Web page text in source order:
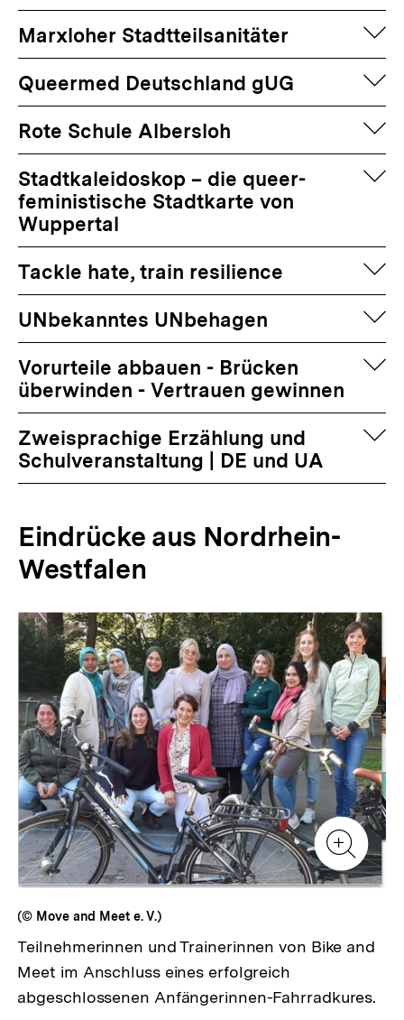
Marxloher Stadtteilsanitäter
Queermed Deutschland gUG
Rote Schule Albersloh
Stadtkaleidoskop – die queer-
feministische Stadtkarte von
Wuppertal
Tackle hate, train resilience
UNbekanntes UNbehagen
Vorurteile abbauen - Brücken
überwinden - Vertrauen gewinnen
Zweisprachige Erzählung und
Schulveranstaltung | DE und UA
Eindrücke aus Nordrhein-
Westfalen
Inhaltskarussell
überspringen
Zur
Zur
Zur
Galerieansicht
(© Move and Meet e. V.)
Teilnehmerinnen und Trainerinnen von Bike and
Meet im Anschluss eines erfolgreich
abgeschlossenen Anfängerinnen-Fahrradkures.